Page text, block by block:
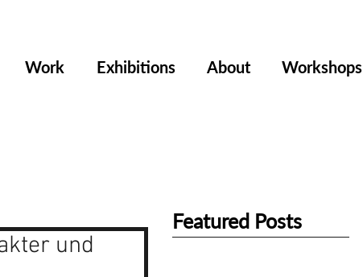
Work Exhibitions About Workshops
und
Featured Posts